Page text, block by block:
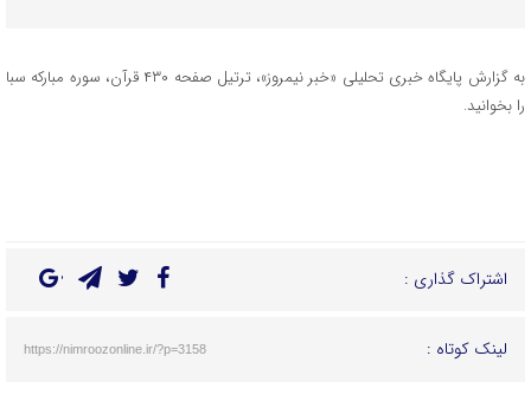
به گزارش پایگاه خبری تحلیلی «خبر نیمروز»، ترتیل صفحه ۴۳۰ قرآن، سوره مبارکه سبا
را بخوانید.
اشتراک گذاری :
لینک کوتاه : https://nimroozonline.ir/?p=3158